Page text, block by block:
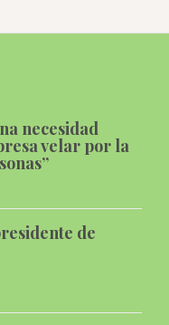
necesidad
velar por la
de